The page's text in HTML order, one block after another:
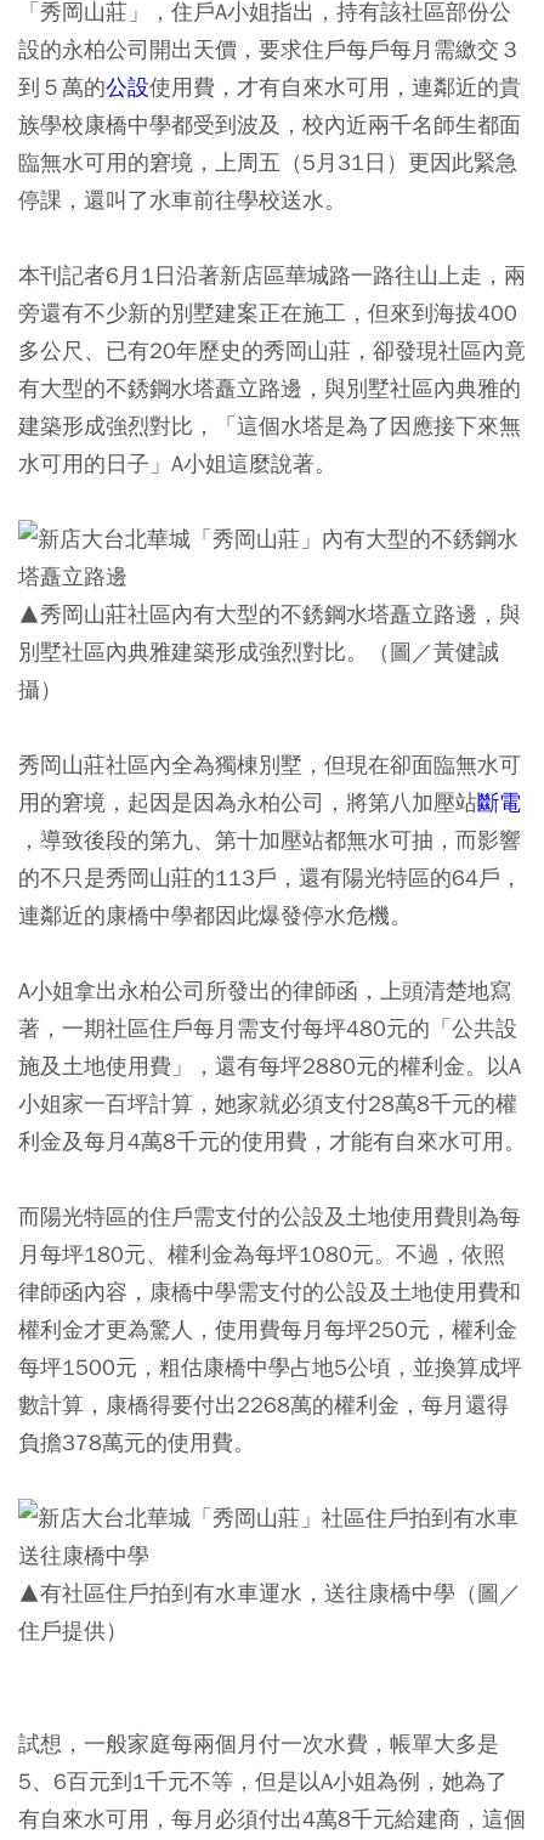
「秀岡山莊」，住戶A小姐指出，持有該社區部份公
設的永柏公司開出天價，要求住戶每戶每月需繳交３
到５萬的公設使用費，才有自來水可用，連鄰近的貴
族學校康橋中學都受到波及，校內近兩千名師生都面
臨無水可用的窘境，上周五（5月31日）更因此緊急
停課，還叫了水車前往學校送水。
本刊記者6月1日沿著新店區華城路一路往山上走，兩
旁還有不少新的別墅建案正在施工，但來到海拔400
多公尺、已有20年歷史的秀岡山莊，卻發現社區內竟
有大型的不銹鋼水塔矗立路邊，與別墅社區內典雅的
建築形成強烈對比，「這個水塔是為了因應接下來無
水可用的日子」A小姐這麼說著。
▲秀岡山莊社區內有大型的不銹鋼水塔矗立路邊，與
別墅社區內典雅建築形成強烈對比。（圖／黃健誠
攝）
秀岡山莊社區內全為獨棟別墅，但現在卻面臨無水可
用的窘境，起因是因為永柏公司，將第八加壓站斷電
，導致後段的第九、第十加壓站都無水可抽，而影響
的不只是秀岡山莊的113戶，還有陽光特區的64戶，
連鄰近的康橋中學都因此爆發停水危機。
A小姐拿出永柏公司所發出的律師函，上頭清楚地寫
著，一期社區住戶每月需支付每坪480元的「公共設
施及土地使用費」，還有每坪2880元的權利金。以A
小姐家一百坪計算，她家就必須支付28萬8千元的權
利金及每月4萬8千元的使用費，才能有自來水可用。
而陽光特區的住戶需支付的公設及土地使用費則為每
月每坪180元、權利金為每坪1080元。不過，依照
律師函內容，康橋中學需支付的公設及土地使用費和
權利金才更為驚人，使用費每月每坪250元，權利金
每坪1500元，粗估康橋中學占地5公頃，並換算成坪
數計算，康橋得要付出2268萬的權利金，每月還得
負擔378萬元的使用費。
▲有社區住戶拍到有水車運水，送往康橋中學（圖／
住戶提供）
試想，一般家庭每兩個月付一次水費，帳單大多是
5、6百元到1千元不等，但是以A小姐為例，她為了
有自來水可用，每月必須付出4萬8千元給建商，這個